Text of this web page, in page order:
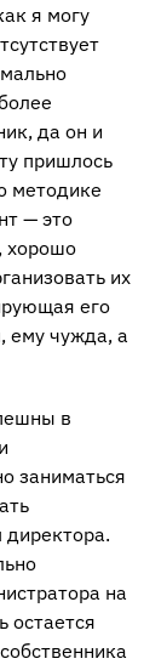
я могу
да он и
пришлось
методике
— это
хорошо
их
его
ему чужда, а
в
заниматься
директора.
на
остается